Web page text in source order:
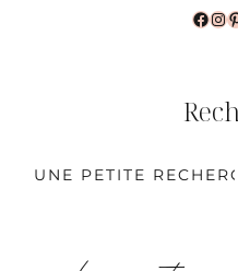
Rechercher